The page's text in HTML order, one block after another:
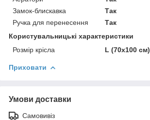
Замок-блискавка
Так
Ручка для перенесення
Так
Користувальницькі характеристики
Розмір крісла
L (70x100 см)
Приховати
Умови доставки
Самовивіз